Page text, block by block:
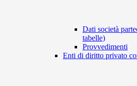
Dati società
tabelle)
Provvedimenti
Enti di diritto privato